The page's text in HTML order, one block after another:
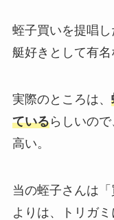
蛭子買いを提唱
艇好きとして有名
実際のところは、
ているらしいの
高い。
当の蛭子さんは
よりは、トリガ